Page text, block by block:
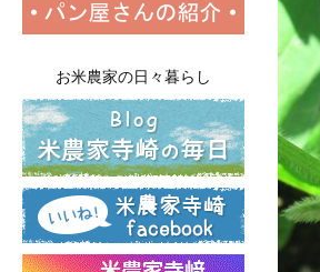
お米農家の日々暮らし